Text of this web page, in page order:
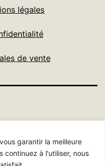
garantir la meilleure
continuez à l'utiliser, nous
légales
de vente